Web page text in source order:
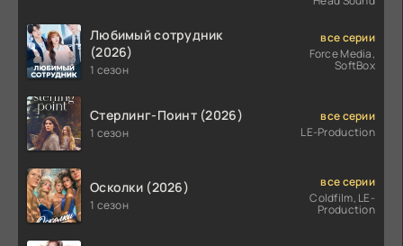
Любимый сотрудник
(2026)
1 сезон
все серии
Force Media,
SoftBox
Стерлинг-Поинт (2026)
1 сезон
все серии
LE-Production
Осколки (2026)
1 сезон
все серии
Coldfilm, LE-
Production